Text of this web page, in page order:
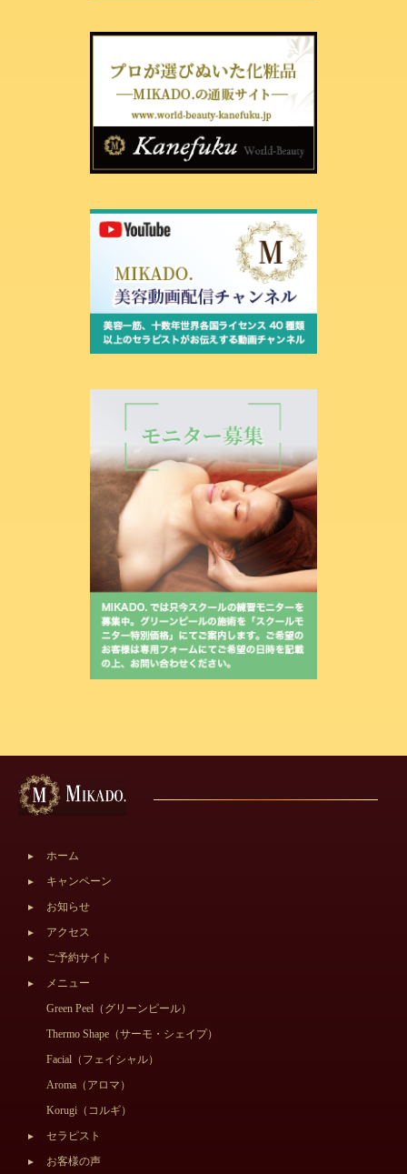
ホーム
キャンペーン
お知らせ
アクセス
ご予約サイト
メニュー
Green Peel（グリーンピール）
Thermo Shape（サーモ・シェイプ）
Facial（フェイシャル）
Aroma（アロマ）
Korugi（コルギ）
セラピスト
お客様の声